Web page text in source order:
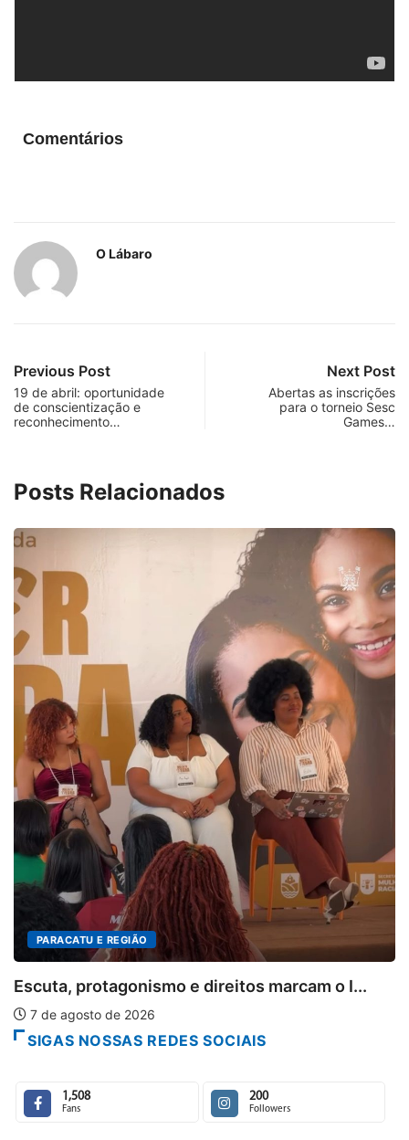
Comentários
O Lábaro
Previous Post
19 de abril: oportunidade
de conscientização e
reconhecimento…
Next Post
Abertas as inscrições
para o torneio Sesc
Games…
Posts Relacionados
PARACATU E REGIÃO
Escuta, protagonismo e direitos marcam o I...
7 de agosto de 2026
SIGAS NOSSAS REDES SOCIAIS
1,508
Fans
200
Followers